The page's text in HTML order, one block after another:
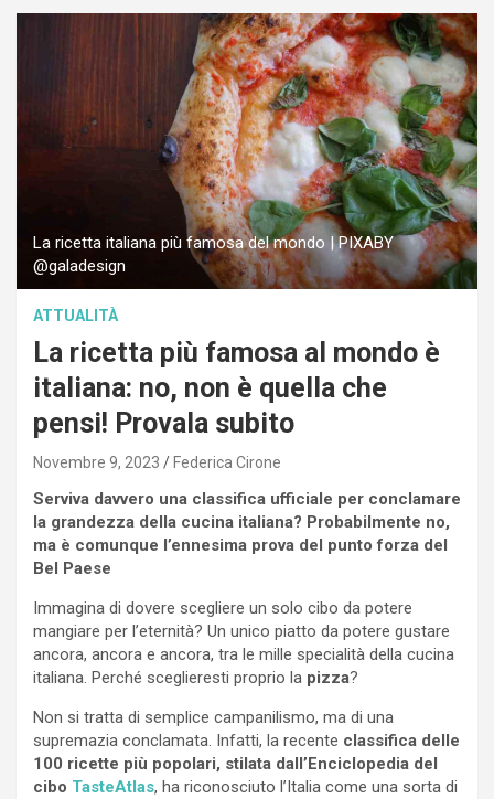
La ricetta italiana più famosa del mondo | PIXABY
@galadesign
ATTUALITÀ
La ricetta più famosa al mondo è
italiana: no, non è quella che
pensi! Provala subito
Novembre 9, 2023 Federica Cirone
Serviva davvero una classifica ufficiale per conclamare
la grandezza della cucina italiana? Probabilmente no,
ma è comunque l’ennesima prova del punto forza del
Bel Paese
Immagina di dovere scegliere un solo cibo da potere
mangiare per l’eternità? Un unico piatto da potere gustare
ancora, ancora e ancora, tra le mille specialità della cucina
italiana. Perché sceglieresti proprio la pizza?
Non si tratta di semplice campanilismo, ma di una
supremazia conclamata. Infatti, la recente classifica delle
100 ricette più popolari, stilata dall’Enciclopedia del
cibo TasteAtlas, ha riconosciuto l’Italia come una sorta di